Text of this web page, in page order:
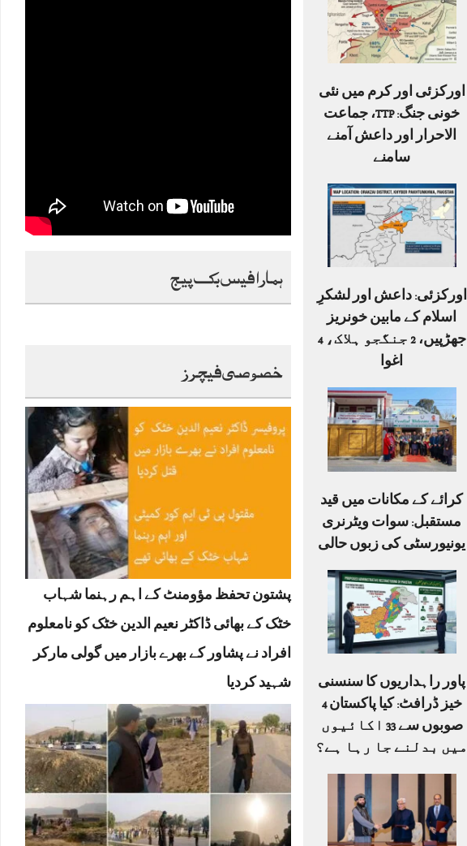
ہمارا فیس بک پیج
خصوصی فیچرز
پشتون تحفظ مؤومنٹ کے اہم رہنما شہاب
خٹک کے بھائی ڈاکٹر نعیم الدین خٹک کو نامعلوم
افراد نے پشاور کے بھرے بازار میں گولی مارکر
شہید کردیا
اورکزئی اور کرم میں نئی
خونی جنگ: TTP، جماعت
الاحرار اور داعش آمنے
سامنے
اورکزئی: داعش اور لشکرِ
اسلام کے مابین خونریز
جھڑپیں، 2 جنگجو ہلاک، 4
اغوا
کرائے کے مکانات میں قید
مستقبل: سوات ویٹرنری
یونیورسٹی کی زبوں حالی
پاور راہداریوں کا سنسنی
خیز ڈرافٹ: کیا پاکستان 4
صوبوں سے 33 اکائیوں
میں بدلنے جا رہا ہے؟